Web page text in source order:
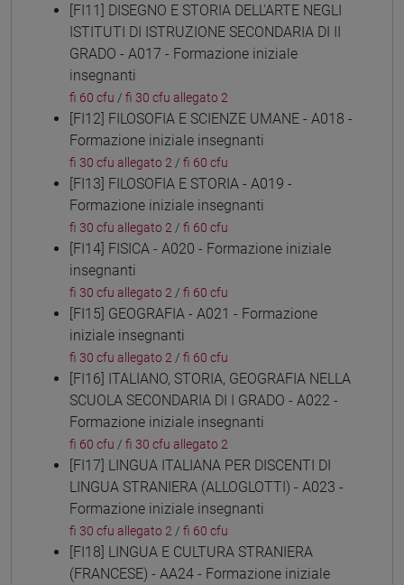
[FI11] DISEGNO E STORIA DELL'ARTE NEGLI
ISTITUTI DI ISTRUZIONE SECONDARIA DI II
GRADO - A017 - Formazione iniziale
insegnanti
fi 60 cfu / fi 30 cfu allegato 2
[FI12] FILOSOFIA E SCIENZE UMANE - A018 -
Formazione iniziale insegnanti
fi 30 cfu allegato 2 / fi 60 cfu
[FI13] FILOSOFIA E STORIA - A019 -
Formazione iniziale insegnanti
fi 30 cfu allegato 2 / fi 60 cfu
[FI14] FISICA - A020 - Formazione iniziale
insegnanti
fi 30 cfu allegato 2 / fi 60 cfu
[FI15] GEOGRAFIA - A021 - Formazione
iniziale insegnanti
fi 30 cfu allegato 2 / fi 60 cfu
[FI16] ITALIANO, STORIA, GEOGRAFIA NELLA
SCUOLA SECONDARIA DI I GRADO - A022 -
Formazione iniziale insegnanti
fi 60 cfu / fi 30 cfu allegato 2
[FI17] LINGUA ITALIANA PER DISCENTI DI
LINGUA STRANIERA (ALLOGLOTTI) - A023 -
Formazione iniziale insegnanti
fi 30 cfu allegato 2 / fi 60 cfu
[FI18] LINGUA E CULTURA STRANIERA
(FRANCESE) - AA24 - Formazione iniziale